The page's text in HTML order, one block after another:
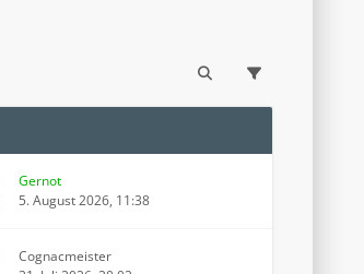
Gernot
5. August 2026, 11:38
Cognacmeister